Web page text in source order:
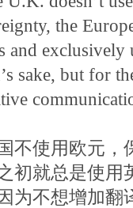
the
and
sake, but for
不使用欧元
初就总是使用
为不想增加